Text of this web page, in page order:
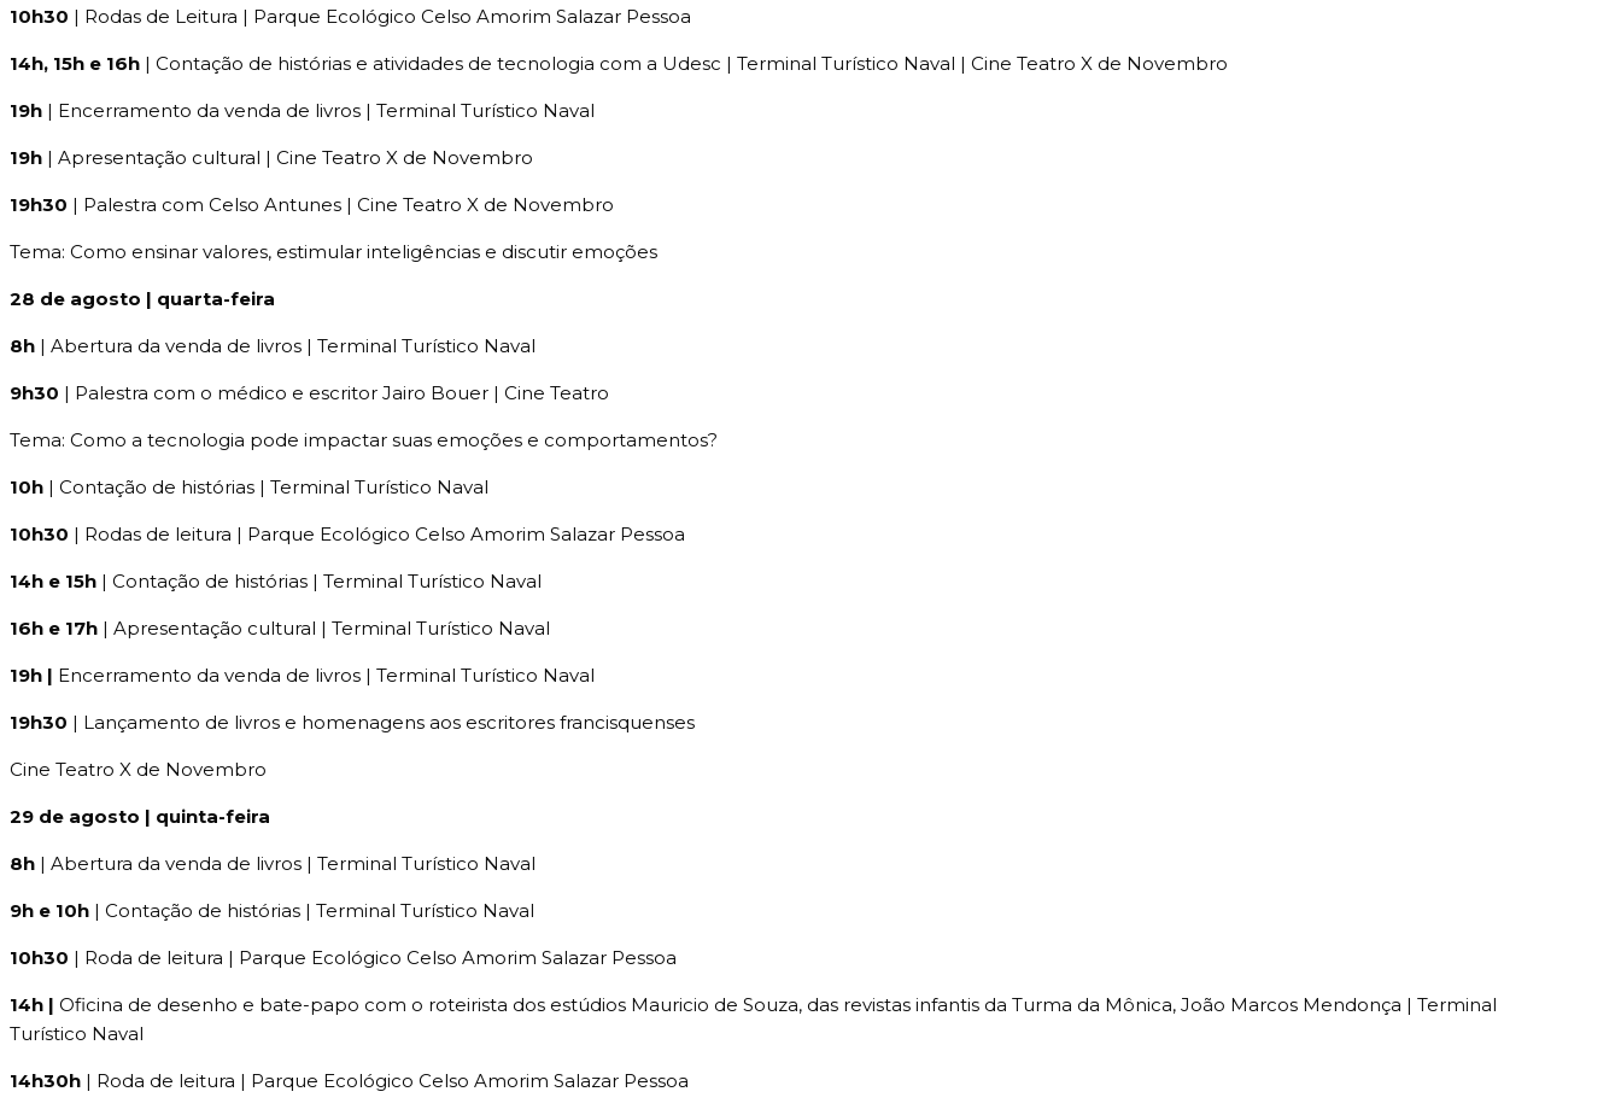
10h30 | Rodas de Leitura | Parque Ecológico Celso Amorim Salazar Pessoa
14h, 15h e 16h | Contação de histórias e atividades de tecnologia com a Udesc | Terminal Turístico Naval | Cine Teatro X de Novembro
19h | Encerramento da venda de livros | Terminal Turístico Naval
19h | Apresentação cultural | Cine Teatro X de Novembro
19h30 | Palestra com Celso Antunes | Cine Teatro X de Novembro
Tema: Como ensinar valores, estimular inteligências e discutir emoções
28 de agosto | quarta-feira
8h | Abertura da venda de livros | Terminal Turístico Naval
9h30 | Palestra com o médico e escritor Jairo Bouer | Cine Teatro
Tema: Como a tecnologia pode impactar suas emoções e comportamentos?
10h | Contação de histórias | Terminal Turístico Naval
10h30 | Rodas de leitura | Parque Ecológico Celso Amorim Salazar Pessoa
14h e 15h | Contação de histórias | Terminal Turístico Naval
16h e 17h | Apresentação cultural | Terminal Turístico Naval
19h | Encerramento da venda de livros | Terminal Turístico Naval
19h30 | Lançamento de livros e homenagens aos escritores francisquenses
Cine Teatro X de Novembro
29 de agosto | quinta-feira
8h | Abertura da venda de livros | Terminal Turístico Naval
9h e 10h | Contação de histórias | Terminal Turístico Naval
10h30 | Roda de leitura | Parque Ecológico Celso Amorim Salazar Pessoa
14h | Oficina de desenho e bate-papo com o roteirista dos estúdios Mauricio de Souza, das revistas infantis da Turma da Mônica, João Marcos Mendonça | Terminal
Turístico Naval
14h30h | Roda de leitura | Parque Ecológico Celso Amorim Salazar Pessoa